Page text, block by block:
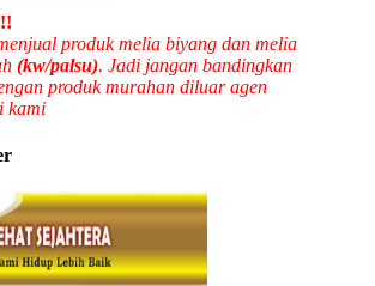
produk melia biyang dan melia
(kw/palsu). Jadi jangan bandingkan
produk murahan diluar agen
kami